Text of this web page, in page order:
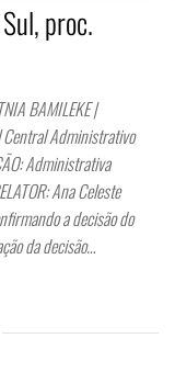
proc.
BAMILEKE |
Central Administrativo
Administrativa
Ana Celeste
a decisão do
da decisão…